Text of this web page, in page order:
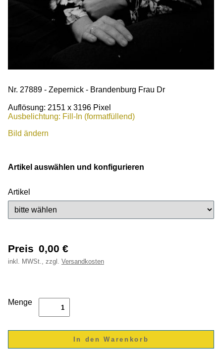
Nr. 27889 - Zepernick - Brandenburg Frau Dr
Auflösung: 2151 x 3196 Pixel
Ausbelichtung: Fill-In (formatfüllend)
Bild ändern
Artikel auswählen und konfigurieren
Artikel
Preis 0,00 €
inkl. MWSt., zzgl. Versandkosten
Menge